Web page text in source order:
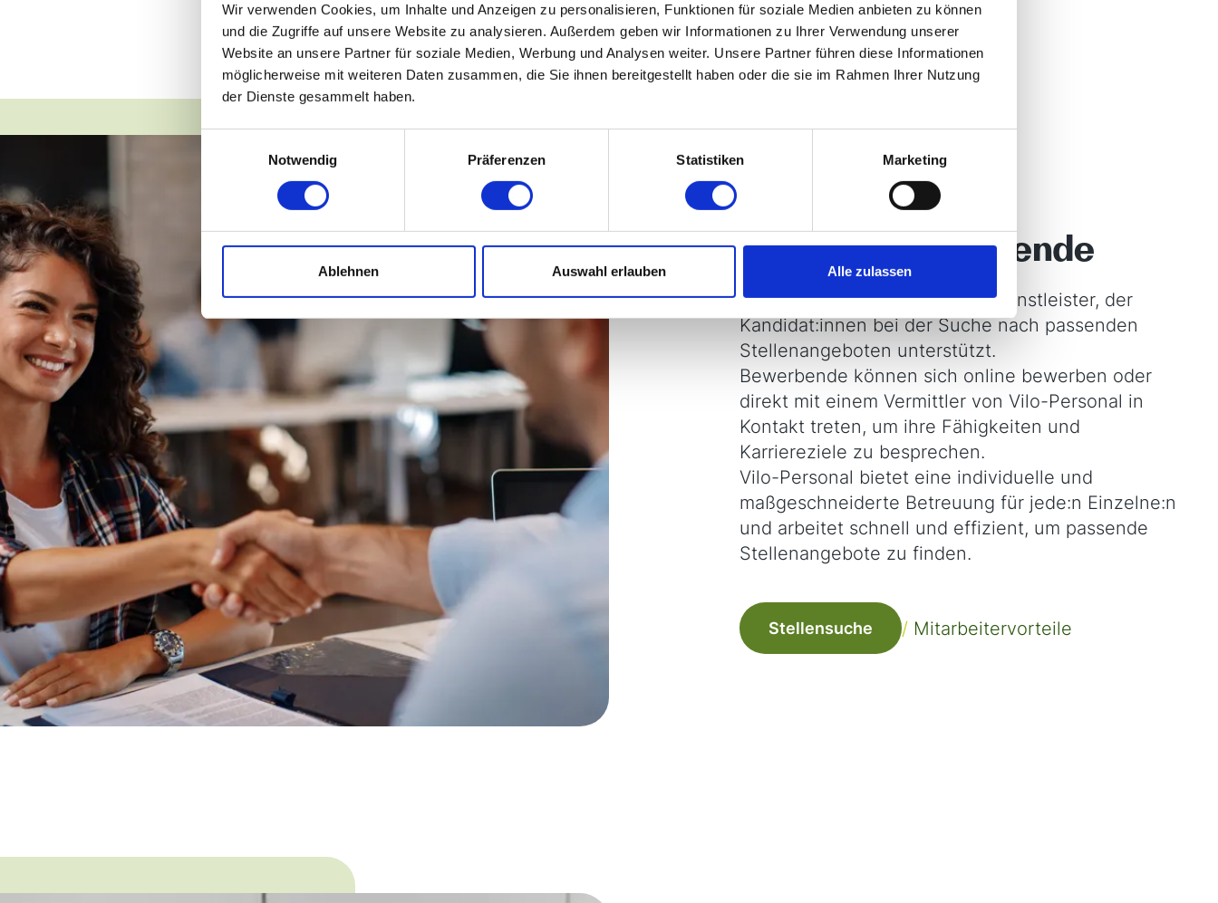
Wir verwenden Cookies, um Inhalte und Anzeigen zu personalisieren, Funktionen für soziale Medien anbieten zu können
und die Zugriffe auf unsere Website zu analysieren. Außerdem geben wir Informationen zu Ihrer Verwendung unserer
Website an unsere Partner für soziale Medien, Werbung und Analysen weiter. Unsere Partner führen diese Informationen
möglicherweise mit weiteren Daten zusammen, die Sie ihnen bereitgestellt haben oder die sie im Rahmen Ihrer Nutzung
der Dienste gesammelt haben.
Einwilligungsauswahl
Notwendig
Präferenzen Statistiken Marketing
Ablehnen Auswahl erlauben Alle zulassen
Infos für Bewerbende
Vilo-Personal ist ein Personaldienstleister, der
Kandidat:innen bei der Suche nach passenden
Stellenangeboten unterstützt.
Bewerbende können sich online bewerben oder
direkt mit einem Vermittler von Vilo-Personal in
Kontakt treten, um ihre Fähigkeiten und
Karriereziele zu besprechen.
Vilo-Personal bietet eine individuelle und
maßgeschneiderte Betreuung für jede:n Einzelne:n
und arbeitet schnell und effizient, um passende
Stellenangebote zu finden.
Stellensuche / Mitarbeitervorteile